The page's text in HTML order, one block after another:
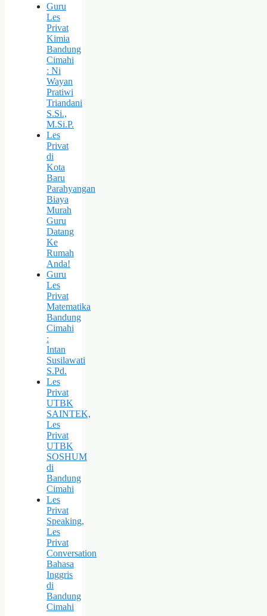
Guru
Les
Privat
Kimia
Bandung
Cimahi
: Ni
Wayan
Pratiwi
Triandani
S.Si.,
M.Si.P.
Les
Privat
di
Kota
Baru
Parahyangan
Biaya
Murah
Guru
Datang
Ke
Rumah
Anda!
Guru
Les
Privat
Matematika
Bandung
Cimahi
:
Intan
Susilawati
S.Pd.
Les
Privat
UTBK
SAINTEK,
Les
Privat
UTBK
SOSHUM
di
Bandung
Cimahi
Les
Privat
Speaking,
Les
Privat
Conversation
Bahasa
Inggris
di
Bandung
Cimahi